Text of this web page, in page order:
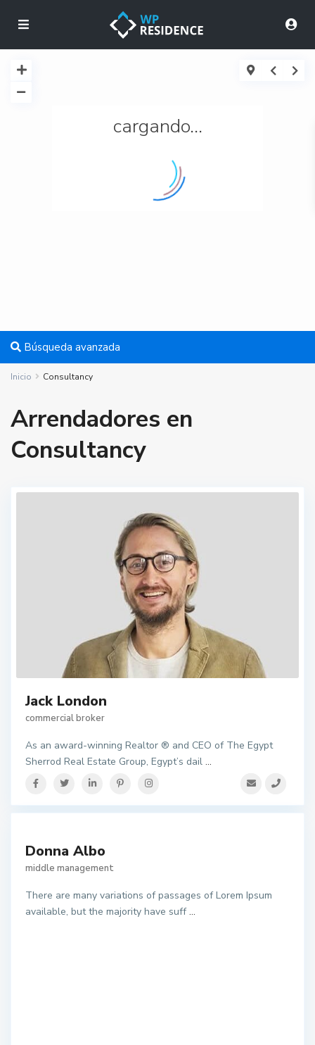
cargando...
Búsqueda avanzada
Inicio Consultancy
Arrendadores en
Consultancy
Jack London
commercial broker
As an award-winning Realtor ® and CEO of The Egypt
Sherrod Real Estate Group, Egypt’s dail ...
Donna Albo
middle management
There are many variations of passages of Lorem Ipsum
available, but the majority have suff...